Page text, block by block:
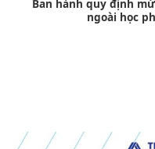
Ban hành quy định
ngoài học